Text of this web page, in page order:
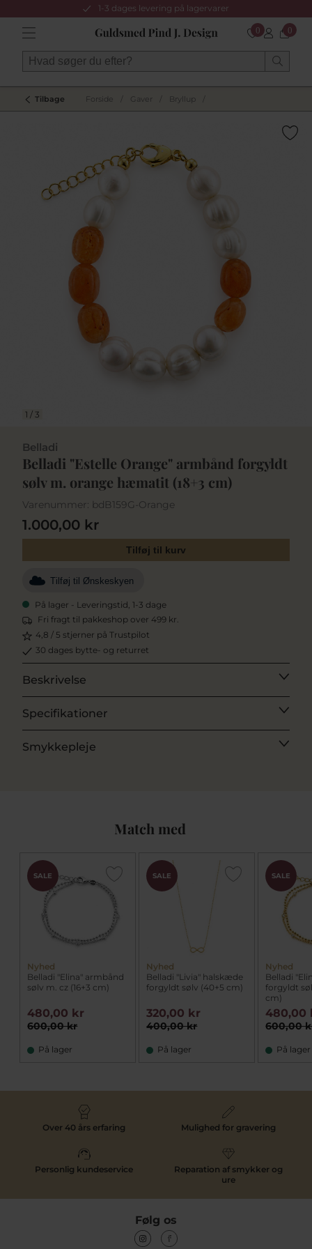
1-3 dages levering på lagervarer
0 0
Tilbage Forside Gaver Bryllup
1 / 3
Belladi
Belladi "Estelle Orange" armbånd forgyldt
sølv m. orange hæmatit (18+3 cm)
Varenummer: bdB159G-Orange
1.000,00 kr
Tilføj til kurv
Tilføj til Ønskeskyen
På lager - Leveringstid, 1-3 dage
Fri fragt til pakkeshop over 499 kr.
4,8 / 5 stjerner på Trustpilot
30 dages bytte- og returret
Beskrivelse
Specifikationer
Smykkepleje
Match med
SALE
Nyhed
Belladi "Elina" armbånd
sølv m. cz (16+3 cm)
600,00 kr
480,00 kr
På lager
SALE
Nyhed
Belladi "Livia" halskæde
forgyldt sølv (40+5 cm)
400,00 kr
320,00 kr
På lager
SALE
Nyhed
Belladi
forgyldt
cm)
600,00
480,00
På lager
Over 40 års erfaring Mulighed for gravering
Personlig kundeservice
Reparation af smykker og
ure
Følg os